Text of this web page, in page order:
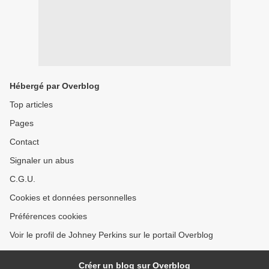
Hébergé par Overblog
Top articles
Pages
Contact
Signaler un abus
C.G.U.
Cookies et données personnelles
Préférences cookies
Voir le profil de Johney Perkins sur le portail Overblog
Créer un blog sur Overblog